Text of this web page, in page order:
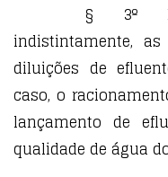
§ 3º
indistintamente,
diluições de
caso, o
lançamento de
qualidade de água